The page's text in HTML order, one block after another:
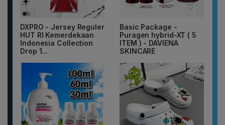
DXPRO - Jersey Reguler
HUT RI Kemerdekaan
Indonesia Collection
Drop 1...
Basic Package -
Puragen hybrid-XT ( 5
ITEM ) - DAVIENA
SKINCARE